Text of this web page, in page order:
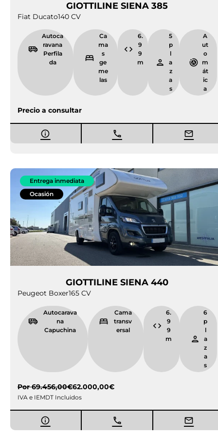
GIOTTILINE SIENA 385
Fiat Ducato140 CV
Autoca
ravana
Perfila
da
Ca
ma
s
ge
me
las
6.
9
9
m
5
p
l
a
z
a
s
A
ut
o
m
át
ic
a
Precio a consultar
Entrega inmediata
Ocasión
GIOTTILINE SIENA 440
Peugeot Boxer165 CV
Autocarava
na
Capuchina
Cama
transv
ersal
6.
9
9
m
6
p
l
a
z
a
s
Por69.456,00€62.000,00€
IVA e IEMDT Incluidos